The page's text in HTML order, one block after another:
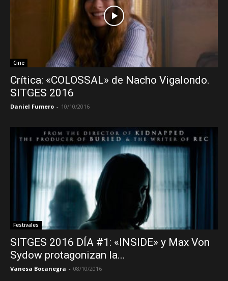
Cine
Crítica: «COLOSSAL» de Nacho Vigalondo.
SITGES 2016
Daniel Fumero - 10/10/2016
Festivales
SITGES 2016 DÍA #1: «INSIDE» y Max Von
Sydow protagonizan la...
Vanesa Bocanegra - 08/10/2016